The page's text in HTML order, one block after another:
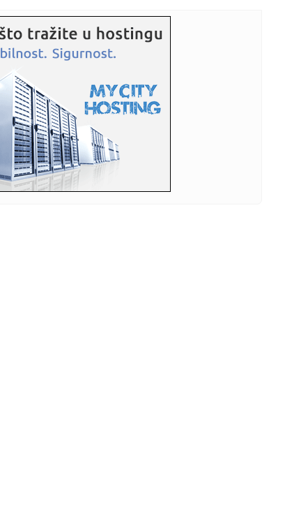
00:21:Loša vremena za Seat: Volkswagen ne zna šta da radi sa
špansko...
00:17:Milatović: Crna Gora i Srbija bratske države, čak i kada
nemaj...
00:16:Prvi sastanak Trampovog “Odbora za mir” održaće se
sutra: O...
00:14:DEMONSTRACIJA SILE BODEA NAD INTEROM I INSTANT
KLASIK BRIŽA I AT...